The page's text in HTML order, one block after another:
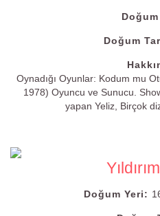
Doğum
Oynadığı Oyunlar: Kodum mu
1978) Oyuncu ve Sunucu.
yapan Yeliz, Birçok
Doğum Yeri: